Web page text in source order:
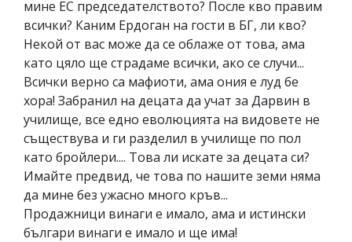
мине ЕС председателството? После кво правим
всички? Каним Ердоган на гости в БГ, ли кво?
Некой от вас може да се облаже от това, ама
като цяло ще страдаме всички, ако се случи...
Всички верно са мафиоти, ама ония е луд бе
хора! Забранил на децата да учат за Дарвин в
училище, все едно еволюцията на видовете не
съществува и ги разделил в училище по пол
като бройлери.... Това ли искате за децата си?
Имайте предвид, че това по нашите земи няма
да мине без ужасно много кръв...
Продажници винаги е имало, ама и истински
българи винаги е имало и ще има!